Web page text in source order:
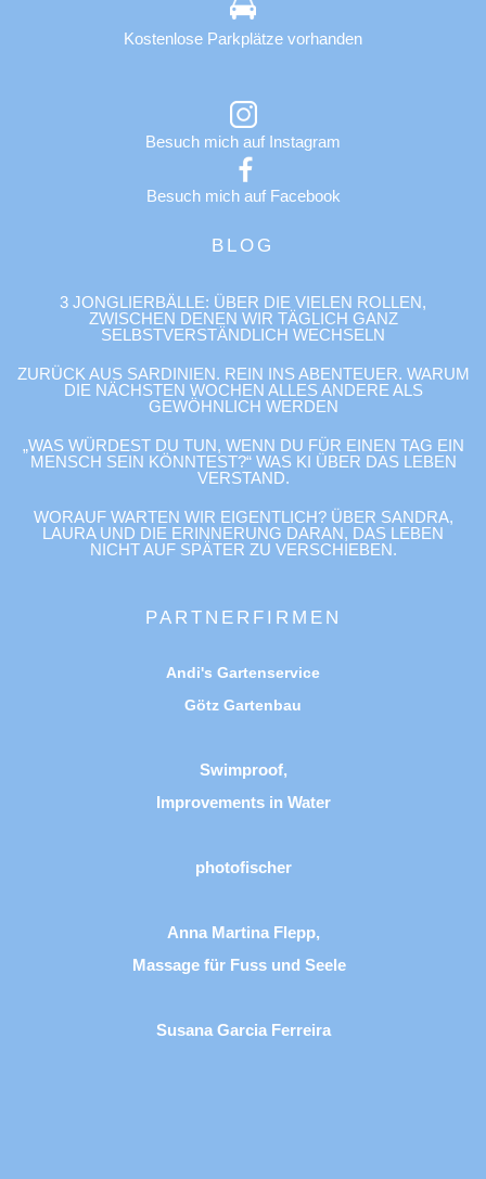
Kostenlose Parkplätze vorhanden
Besuch mich auf Instagram
Besuch mich auf Facebook
BLOG
3 JONGLIERBÄLLE: ÜBER DIE VIELEN ROLLEN,
ZWISCHEN DENEN WIR TÄGLICH GANZ
SELBSTVERSTÄNDLICH WECHSELN
ZURÜCK AUS SARDINIEN. REIN INS ABENTEUER. WARUM
DIE NÄCHSTEN WOCHEN ALLES ANDERE ALS
GEWÖHNLICH WERDEN
„WAS WÜRDEST DU TUN, WENN DU FÜR EINEN TAG EIN
MENSCH SEIN KÖNNTEST?“ WAS KI ÜBER DAS LEBEN
VERSTAND.
WORAUF WARTEN WIR EIGENTLICH? ÜBER SANDRA,
LAURA UND DIE ERINNERUNG DARAN, DAS LEBEN
NICHT AUF SPÄTER ZU VERSCHIEBEN.
PARTNERFIRMEN
Andi's Gartenservice
Götz Gartenbau
Swimproof,
Improvements in Water
photofischer
Anna Martina Flepp,
Massage für Fuss und Seele
Susana Garcia Ferreira